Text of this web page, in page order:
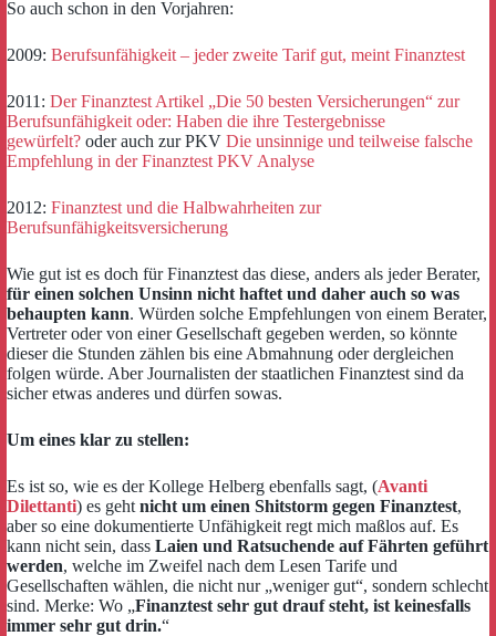
So auch schon in den Vorjahren:
2009: Berufsunfähigkeit – jeder zweite Tarif gut, meint Finanztest
2011: Der Finanztest Artikel „Die 50 besten Versicherungen“ zur
Berufsunfähigkeit oder: Haben die ihre Testergebnisse
gewürfelt? oder auch zur PKV Die unsinnige und teilweise falsche
Empfehlung in der Finanztest PKV Analyse
2012: Finanztest und die Halbwahrheiten zur
Berufsunfähigkeitsversicherung
Wie gut ist es doch für Finanztest das diese, anders als jeder Berater,
für einen solchen Unsinn nicht haftet und daher auch so was
behaupten kann. Würden solche Empfehlungen von einem Berater,
Vertreter oder von einer Gesellschaft gegeben werden, so könnte
dieser die Stunden zählen bis eine Abmahnung oder dergleichen
folgen würde. Aber Journalisten der staatlichen Finanztest sind da
sicher etwas anderes und dürfen sowas.
Um eines klar zu stellen:
Es ist so, wie es der Kollege Helberg ebenfalls sagt, (Avanti
Dilettanti) es geht nicht um einen Shitstorm gegen Finanztest,
aber so eine dokumentierte Unfähigkeit regt mich maßlos auf. Es
kann nicht sein, dass Laien und Ratsuchende auf Fährten geführt
werden, welche im Zweifel nach dem Lesen Tarife und
Gesellschaften wählen, die nicht nur „weniger gut“, sondern schlecht
sind. Merke: Wo „Finanztest sehr gut drauf steht, ist keinesfalls
immer sehr gut drin.“